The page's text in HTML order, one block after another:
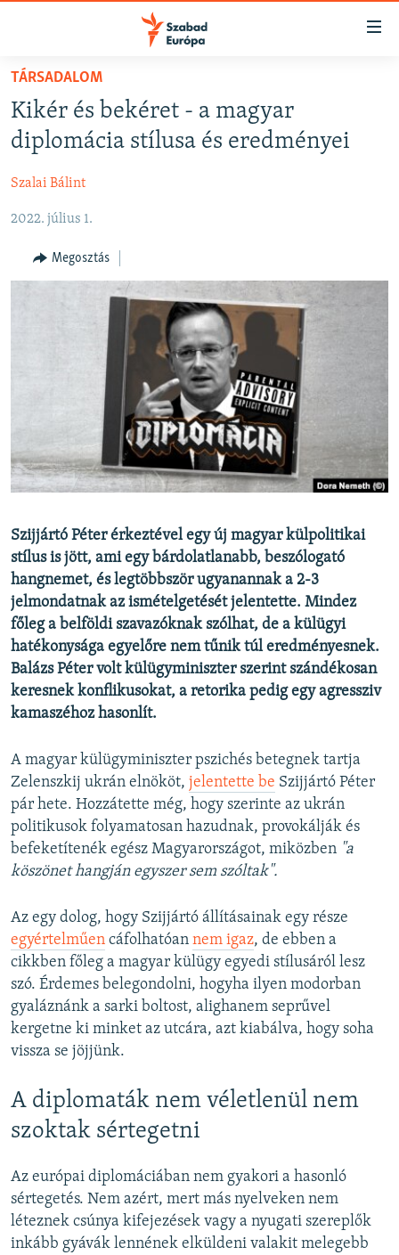
Akadálymentes
Ugrás
fő
oldalra
Ugrás
Ugrás
NAPIRENDEN
AKTUÁLIS
PODCASTOK
VIDEÓK
ELEMZŐ
NER15
A PÉNZ NYOMÁBAN
EURÓPAI UNIÓ
VILÁG
KLÍMAVÁLTOZÁS
KÖVESSEN MINKET!
Valamennyi RFE/RL weboldal
TÁRSADALOM
Kikér és bekéret - a magyar
diplomácia stílusa és eredményei
Szalai Bálint
2022. július 1.
Megosztás
Szijjártó Péter érkeztével egy új magyar külpolitikai
stílus is jött, ami egy bárdolatlanabb, beszólogató
hangnemet, és legtöbbször ugyanannak a 2-3
jelmondatnak az ismételgetését jelentette. Mindez
főleg a belföldi szavazóknak szólhat, de a külügyi
hatékonysága egyelőre nem tűnik túl eredményesnek.
Balázs Péter volt külügyminiszter szerint szándékosan
keresnek konflikusokat, a retorika pedig egy agressziv
kamaszéhoz hasonlít.
A magyar külügyminiszter pszichés betegnek tartja
Zelenszkij ukrán elnököt, jelentette be Szijjártó Péter
pár hete. Hozzátette még, hogy szerinte az ukrán
politikusok folyamatosan hazudnak, provokálják és
befeketítenék egész Magyarországot, miközben "a
köszönet hangján egyszer sem szóltak".
Az egy dolog, hogy Szijjártó állításainak egy része
egyértelműen cáfolhatóan nem igaz, de ebben a
cikkben főleg a magyar külügy egyedi stílusáról lesz
szó. Érdemes belegondolni, hogyha ilyen modorban
gyaláznánk a sarki boltost, alighanem seprűvel
kergetne ki minket az utcára, azt kiabálva, hogy soha
vissza se jöjjünk.
A diplomaták nem véletlenül nem
szoktak sértegetni
Az európai diplomáciában nem gyakori a hasonló
sértegetés. Nem azért, mert más nyelveken nem
léteznek csúnya kifejezések vagy a nyugati szereplők
inkább gyávák lennének elküldeni valakit melegebb